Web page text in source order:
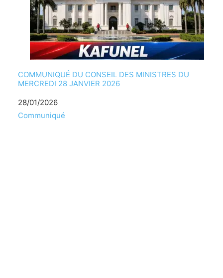
COMMUNIQUÉ DU CONSEIL DES MINISTRES DU
MERCREDI 28 JANVIER 2026
Date
28/01/2026
Par rapport à
Communiqué